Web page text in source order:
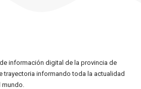
información digital de la provincia de
trayectoria informando toda la actualidad